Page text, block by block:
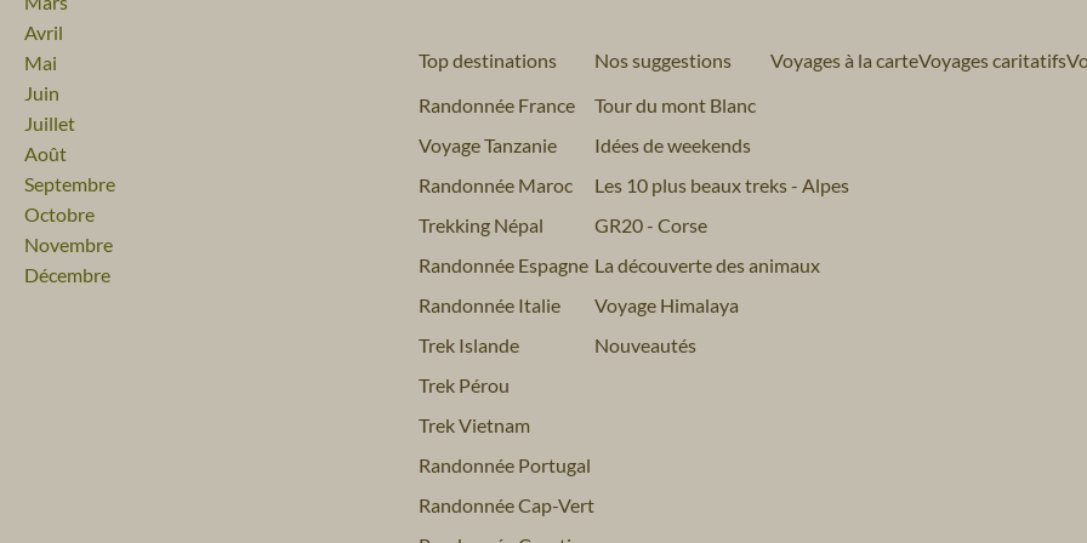
Avril
Mai
Juin
Juillet
Août
Septembre
Octobre
Novembre
Décembre
Top destinations
Randonnée France
Voyage Tanzanie
Randonnée Maroc
Trekking Népal
Randonnée Espagne
Randonnée Italie
Trek Islande
Trek Pérou
Trek Vietnam
Randonnée Portugal
Randonnée Cap-Vert
Nos suggestions
Tour du mont Blanc
Idées de weekends
Les 10 plus beaux treks - Alpes
GR20 - Corse
La découverte des animaux
Voyage Himalaya
Nouveautés
Voyages à la carteVoyages caritatifs